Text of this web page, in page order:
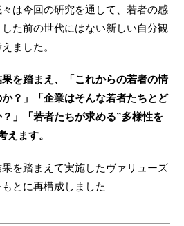
は今回の研究を通して、若者の感
た前の世代にはない新しい自分観
ました。
を踏まえ、「これからの若者の情
？」「企業はそんな若者たちとど
」「若者たちが求める”多様性を
えます。
を踏まえて実施したヴァリューズ
とに再構成しました